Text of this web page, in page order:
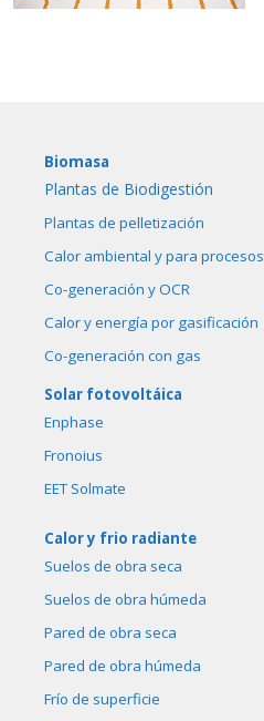
Biomasa
Plantas de Biodigestión
Plantas de pelletización
Calor ambiental y para procesos
Co-generación y OCR
Calor y energía por gasificación
Co-generación con gas
Solar fotovoltáica
Enphase
Fronoius
EET Solmate
Calor y frio radiante
Suelos de obra seca
Suelos de obra húmeda
Pared de obra seca
Pared de obra húmeda
Frío de superficie